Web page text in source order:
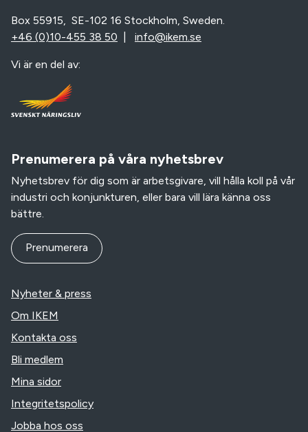
Box 55915, SE-102 16 Stockholm, Sweden.
+46 (0)10-455 38 50
info@ikem.se
Vi är en del av:
Prenumerera på våra nyhetsbrev
Nyhetsbrev för dig som är arbetsgivare, vill hålla koll på vår
industri och konjunkturen, eller bara vill lära känna oss
bättre.
Prenumerera
Nyheter & press
Om IKEM
Kontakta oss
Bli medlem
Mina sidor
Integritetspolicy
Jobba hos oss